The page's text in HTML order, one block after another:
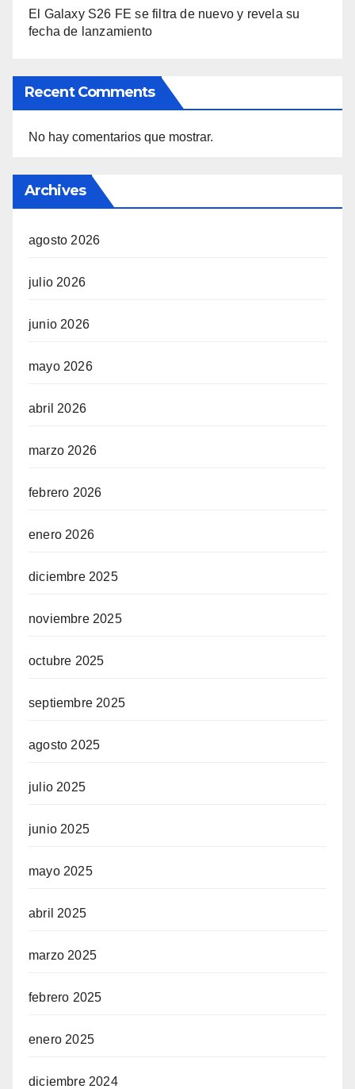
El Galaxy S26 FE se filtra de nuevo y revela su
fecha de lanzamiento
Recent Comments
No hay comentarios que mostrar.
Archives
agosto 2026
julio 2026
junio 2026
mayo 2026
abril 2026
marzo 2026
febrero 2026
enero 2026
diciembre 2025
noviembre 2025
octubre 2025
septiembre 2025
agosto 2025
julio 2025
junio 2025
mayo 2025
abril 2025
marzo 2025
febrero 2025
enero 2025
diciembre 2024